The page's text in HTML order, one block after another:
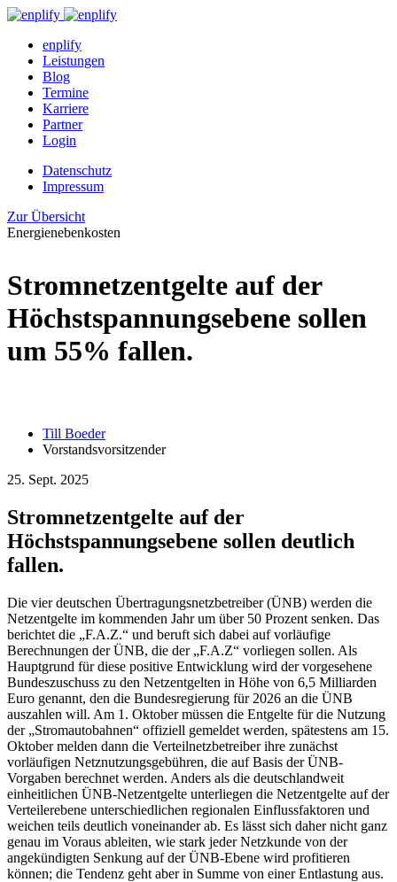
enplify
Leistungen
Blog
Termine
Karriere
Partner
Login
Datenschutz
Impressum
Zur Übersicht
Energienebenkosten
Stromnetzentgelte auf der
Höchstspannungsebene sollen
um 55% fallen.
Till Boeder
Vorstandsvorsitzender
25. Sept. 2025
Stromnetzentgelte auf der
Höchstspannungsebene sollen deutlich
fallen.
Die vier deutschen Übertragungsnetzbetreiber (ÜNB) werden die
Netzentgelte im kommenden Jahr um über 50 Prozent senken. Das
berichtet die „F.A.Z.“ und beruft sich dabei auf vorläufige
Berechnungen der ÜNB, die der „F.A.Z“ vorliegen sollen. Als
Hauptgrund für diese positive Entwicklung wird der vorgesehene
Bundeszuschuss zu den Netzentgelten in Höhe von 6,5 Milliarden
Euro genannt, den die Bundesregierung für 2026 an die ÜNB
auszahlen will. Am 1. Oktober müssen die Entgelte für die Nutzung
der „Stromautobahnen“ offiziell gemeldet werden, spätestens am 15.
Oktober melden dann die Verteilnetzbetreiber ihre zunächst
vorläufigen Netznutzungsgebühren, die auf Basis der ÜNB-
Vorgaben berechnet werden. Anders als die deutschlandweit
einheitlichen ÜNB-Netzentgelte unterliegen die Netzentgelte auf der
Verteilerebene unterschiedlichen regionalen Einflussfaktoren und
weichen teils deutlich voneinander ab. Es lässt sich daher nicht ganz
genau im Voraus ableiten, wie stark jeder Netzkunde von der
angekündigten Senkung auf der ÜNB-Ebene wird profitieren
können; die Tendenz geht aber in Summe von einer Entlastung aus.